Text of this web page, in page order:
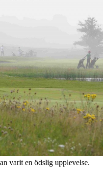
varit en ödslig upplevelse.